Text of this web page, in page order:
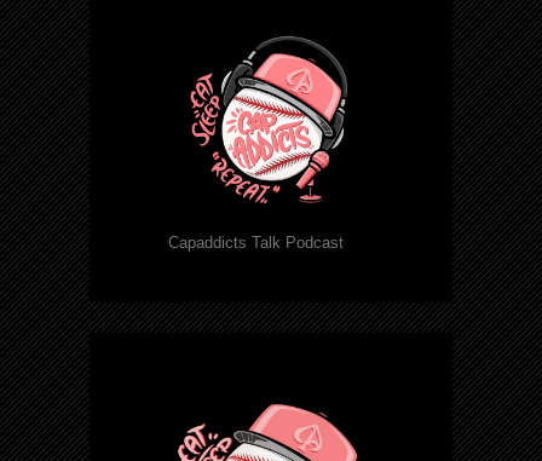
Capaddicts Talk Podcast